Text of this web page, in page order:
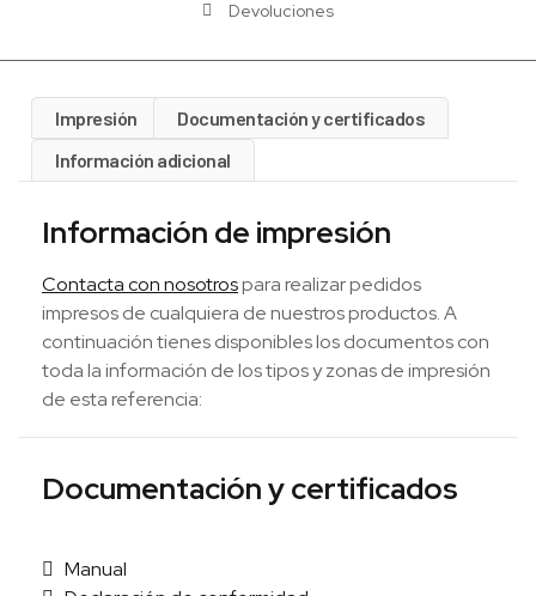
Devoluciones
Impresión
Documentación y certificados
Información adicional
Información de impresión
Contacta con nosotrospara realizar pedidos
impresos de cualquiera de nuestros productos. A
continuación tienes disponibles los documentos con
toda la información de los tipos y zonas de impresión
de esta referencia:
Documentación y certificados
Manual